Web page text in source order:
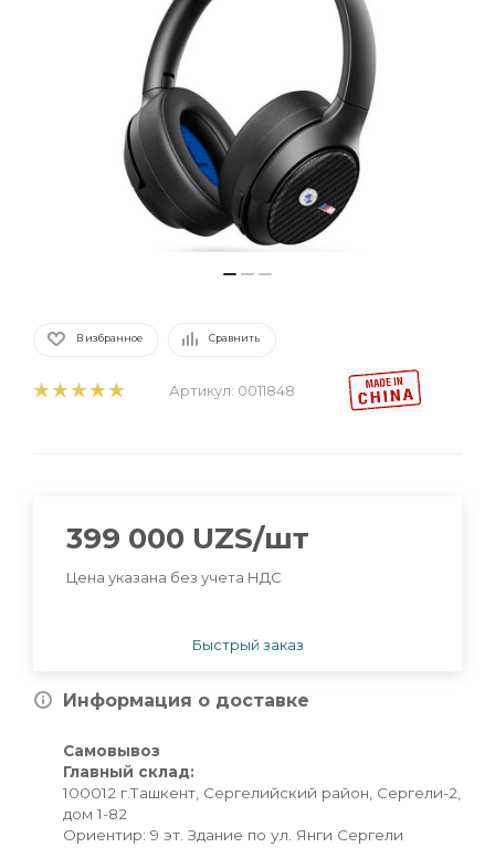
В избранное Сравнить
Артикул: 0011848
399 000 UZS/шт
Цена указана без учета НДС
Быстрый заказ
Информация о доставке
Самовывоз
Главный склад:
100012 г.Ташкент, Сергелийский район, Сергели-2,
дом 1-82
Ориентир: 9 эт. Здание по ул. Янги Сергели